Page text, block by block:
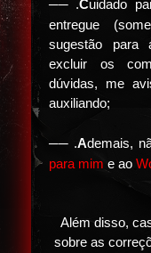
── .Cuidado
entregue
sugestão para
excluir os
dúvidas, me
auxiliando;
── .Ademais,
para mim e ao W
Além disso,
sobre as